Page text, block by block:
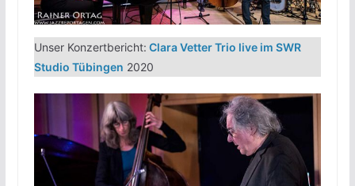
Unser Konzertbericht: Clara Vetter Trio live im SWR
Studio Tübingen 2020